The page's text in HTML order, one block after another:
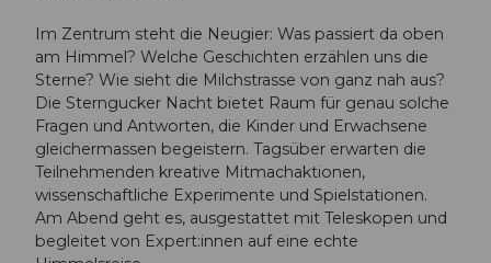
Im Zentrum steht die Neugier: Was passiert da oben
am Himmel? Welche Geschichten erzählen uns die
Sterne? Wie sieht die Milchstrasse von ganz nah aus?
Die Sterngucker Nacht bietet Raum für genau solche
Fragen und Antworten, die Kinder und Erwachsene
gleichermassen begeistern. Tagsüber erwarten die
Teilnehmenden kreative Mitmachaktionen,
wissenschaftliche Experimente und Spielstationen.
Am Abend geht es, ausgestattet mit Teleskopen und
begleitet von Expert:innen auf eine echte